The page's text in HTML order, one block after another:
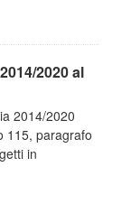
2020 al
2014/2020
115, paragrafo
in